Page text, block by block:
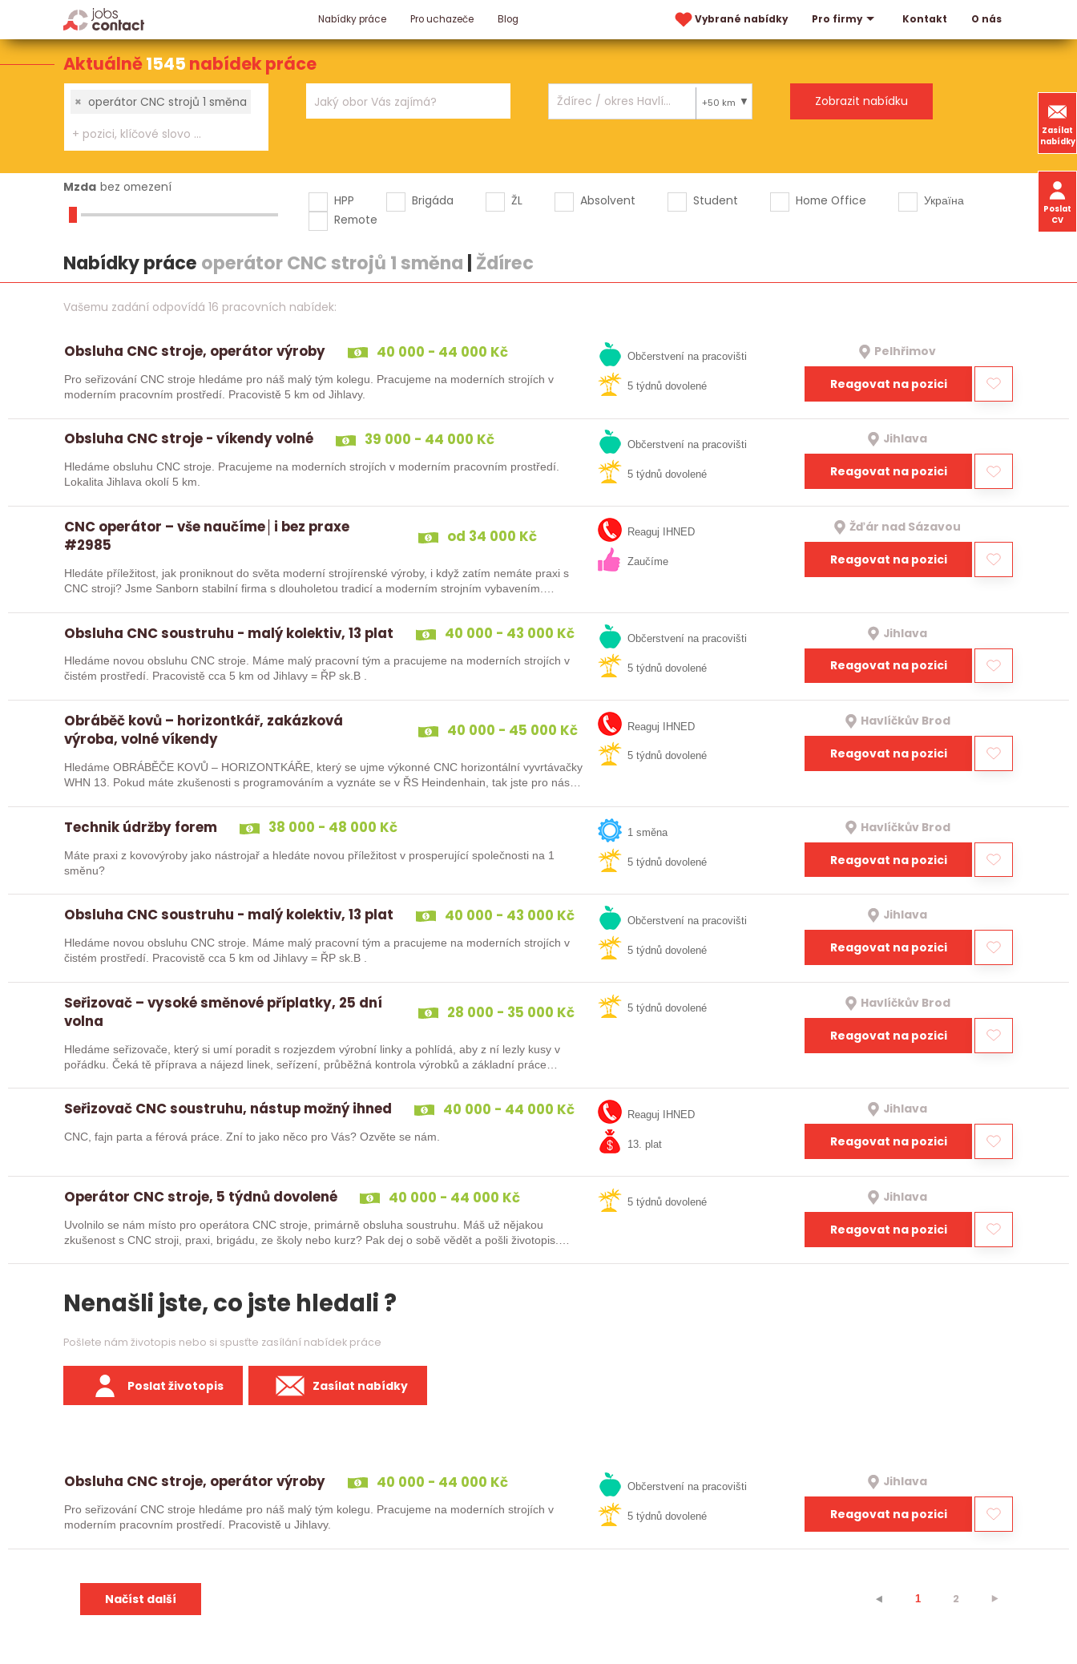
Nabídky práce Pro uchazeče Blog Vybrané nabídky Pro firmy Kontakt O nás
Zasílat
nabídky
Poslat
CV
Aktuálně1545 nabídek práce
× operátor CNC strojů 1 směna +50 km
Mzda bez omezení
HPP
Brigáda ŽL Absolvent Student Home Office
Україна
Remote
Nabídky práce operátor CNC strojů 1 směna Ždírec
Vašemu zadání odpovídá 16 pracovních nabídek:
Obsluha CNC stroje, operátor výroby 40 000 - 44 000 Kč
Pro seřizování CNC stroje hledáme pro náš malý tým kolegu. Pracujeme na moderních strojích v
moderním pracovním prostředí. Pracovistě 5 km od Jihlavy.
Občerstvení na pracovišti
5 týdnů dovolené
Pelhřimov
Reagovat na pozici
Obsluha CNC stroje - víkendy volné 39 000 - 44 000 Kč
Hledáme obsluhu CNC stroje. Pracujeme na moderních strojích v moderním pracovním prostředí.
Lokalita Jihlava okolí 5 km.
Občerstvení na pracovišti
5 týdnů dovolené
Jihlava
Reagovat na pozici
CNC operátor – vše naučíme│i bez praxe
#2985
od 34 000 Kč
Hledáte příležitost, jak proniknout do světa moderní strojírenské výroby, i když zatím nemáte praxi s
CNC stroji? Jsme Sanborn stabilní firma s dlouholetou tradicí a moderním strojním vybavením.…
Reaguj IHNED
Zaučíme
Žďár nad Sázavou
Reagovat na pozici
Obsluha CNC soustruhu - malý kolektiv, 13 plat 40 000 - 43 000 Kč
Hledáme novou obsluhu CNC stroje. Máme malý pracovní tým a pracujeme na moderních strojích v
čistém prostředí. Pracovistě cca 5 km od Jihlavy = ŘP sk.B .
Občerstvení na pracovišti
5 týdnů dovolené
Jihlava
Reagovat na pozici
Obráběč kovů – horizontkář, zakázková
výroba, volné víkendy
40 000 - 45 000 Kč
Hledáme OBRÁBĚČE KOVŮ – HORIZONTKÁŘE, který se ujme výkonné CNC horizontální vyvrtávačky
WHN 13. Pokud máte zkušenosti s programováním a vyznáte se v ŘS Heindenhain, tak jste pro nás
Reaguj IHNED
5 týdnů dovolené
Havlíčkův Brod
Reagovat na pozici
Technik údržby forem 38 000 - 48 000 Kč
Máte praxi z kovovýroby jako nástrojař a hledáte novou příležitost v prosperující společnosti na 1
směnu?
1 směna
5 týdnů dovolené
Havlíčkův Brod
Reagovat na pozici
Obsluha CNC soustruhu - malý kolektiv, 13 plat 40 000 - 43 000 Kč
Hledáme novou obsluhu CNC stroje. Máme malý pracovní tým a pracujeme na moderních strojích v
čistém prostředí. Pracovistě cca 5 km od Jihlavy = ŘP sk.B .
Občerstvení na pracovišti
5 týdnů dovolené
Jihlava
Reagovat na pozici
Seřizovač – vysoké směnové příplatky, 25 dní
volna
28 000 - 35 000 Kč
Hledáme seřizovače, který si umí poradit s rozjezdem výrobní linky a pohlídá, aby z ní lezly kusy v
pořádku. Čeká tě příprava a nájezd linek, seřízení, průběžná kontrola výrobků a základní práce…
5 týdnů dovolené Havlíčkův Brod
Reagovat na pozici
Seřizovač CNC soustruhu, nástup možný ihned 40 000 - 44 000 Kč
CNC, fajn parta a férová práce. Zní to jako něco pro Vás? Ozvěte se nám.
Reaguj IHNED
13. plat
Jihlava
Reagovat na pozici
Operátor CNC stroje, 5 týdnů dovolené 40 000 - 44 000 Kč
Uvolnilo se nám místo pro operátora CNC stroje, primárně obsluha soustruhu. Máš už nějakou
zkušenost s CNC stroji, praxi, brigádu, ze školy nebo kurz? Pak dej o sobě vědět a pošli životopis.
5 týdnů dovolené Jihlava
Reagovat na pozici
Nenašli jste, co jste hledali ?
Pošlete nám životopis nebo si spusťte zasílání nabídek práce
Poslat životopis Zasílat nabídky
Obsluha CNC stroje, operátor výroby 40 000 - 44 000 Kč
Pro seřizování CNC stroje hledáme pro náš malý tým kolegu. Pracujeme na moderních strojích v
moderním pracovním prostředí. Pracovistě u Jihlavy.
Občerstvení na pracovišti
5 týdnů dovolené
Jihlava
Reagovat na pozici
Načíst další ⯇ 1 2 ⯈